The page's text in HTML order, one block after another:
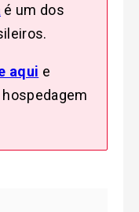
é um dos
aqui e